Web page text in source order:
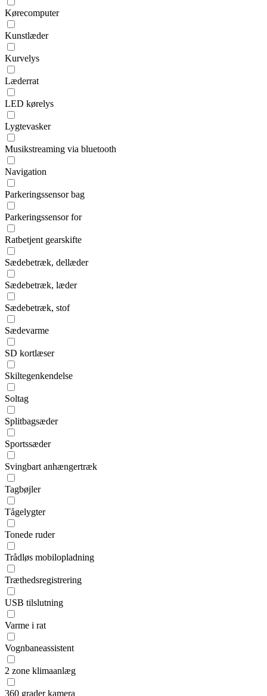
Kørecomputer
Kunstlæder
Kurvelys
Læderrat
LED kørelys
Lygtevasker
Musikstreaming via bluetooth
Navigation
Parkeringssensor bag
Parkeringssensor for
Ratbetjent gearskifte
Sædebetræk, dellæder
Sædebetræk, læder
Sædebetræk, stof
Sædevarme
SD kortlæser
Skiltegenkendelse
Soltag
Splitbagsæder
Sportssæder
Svingbart anhængertræk
Tagbøjler
Tågelygter
Tonede ruder
Trådløs mobilopladning
Træthedsregistrering
USB tilslutning
Varme i rat
Vognbaneassistent
2 zone klimaanlæg
360 grader kamera